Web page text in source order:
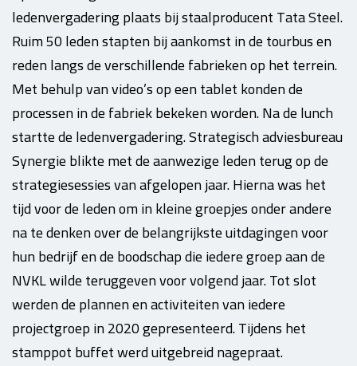
ledenvergadering plaats bij staalproducent Tata Steel.
Ruim 50 leden stapten bij aankomst in de tourbus en
reden langs de verschillende fabrieken op het terrein.
Met behulp van video’s op een tablet konden de
processen in de fabriek bekeken worden. Na de lunch
startte de ledenvergadering. Strategisch adviesbureau
Synergie blikte met de aanwezige leden terug op de
strategiesessies van afgelopen jaar. Hierna was het
tijd voor de leden om in kleine groepjes onder andere
na te denken over de belangrijkste uitdagingen voor
hun bedrijf en de boodschap die iedere groep aan de
NVKL wilde teruggeven voor volgend jaar. Tot slot
werden de plannen en activiteiten van iedere
projectgroep in 2020 gepresenteerd. Tijdens het
stamppot buffet werd uitgebreid nagepraat.